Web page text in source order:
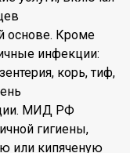
основе. Кроме
инфекции:
корь, тиф,
МИД РФ
гигиены,
или кипяченую